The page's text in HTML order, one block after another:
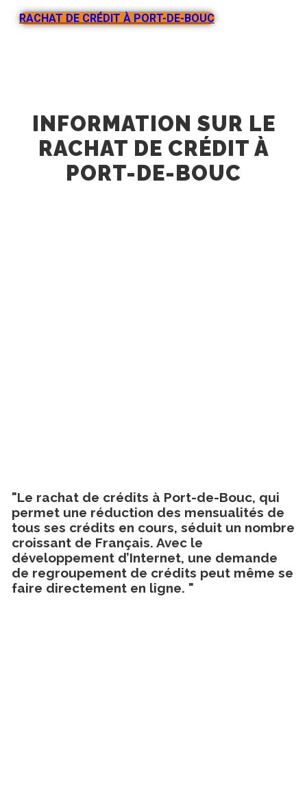
RACHAT DE CRÉDIT À PORT-DE-BOUC
INFORMATION SUR LE
RACHAT DE CRÉDIT À
PORT-DE-BOUC
"Le rachat de crédits à Port-de-Bouc, qui
permet une réduction des mensualités de
tous ses crédits en cours, séduit un nombre
croissant de Français. Avec le
développement d’Internet, une demande
de regroupement de crédits peut même se
faire directement en ligne. "